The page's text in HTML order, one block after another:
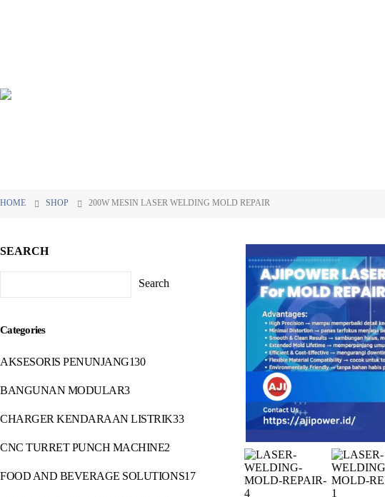
HOME SHOP 200W MESIN LASER WELDING MOLD REPAIR
SEARCH
Search
Categories
AKSESORIS PENUNJANG130
BANGUNAN MODULAR3
CHARGER KENDARAAN LISTRIK33
CNC TURRET PUNCH MACHINE2
FOOD AND BEVERAGE SOLUTIONS17